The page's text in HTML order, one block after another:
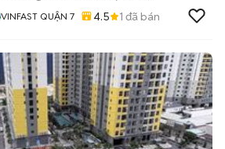
VINFAST QUẬN 7 4.5 1 đã bán